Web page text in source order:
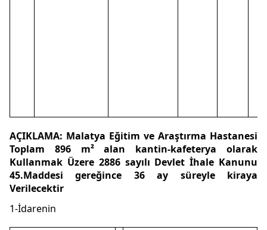
AÇIKLAMA: Malatya Eğitim ve Araştırma Hastanesi
Toplam 896 m² alan kantin-kafeterya olarak
Kullanmak Üzere 2886 sayılı Devlet İhale Kanunu
45.Maddesi gereğince 36 ay süreyle kiraya
Verilecektir
1-İdarenin